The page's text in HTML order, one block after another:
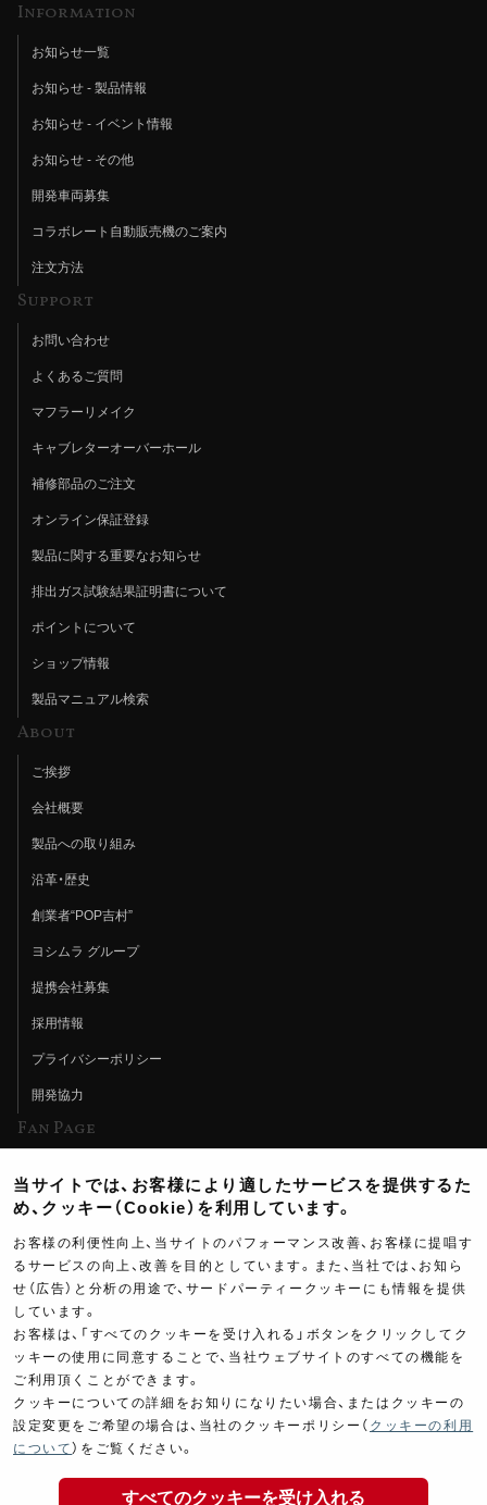
Information
お知らせ一覧
お知らせ - 製品情報
お知らせ - イベント情報
お知らせ - その他
開発車両募集
コラボレート自動販売機のご案内
注文方法
Support
お問い合わせ
よくあるご質問
マフラーリメイク
キャブレターオーバーホール
補修部品のご注文
オンライン保証登録
製品に関する重要なお知らせ
排出ガス試験結果証明書について
ポイントについて
ショップ情報
製品マニュアル検索
About
ご挨拶
会社概要
製品への取り組み
沿革・歴史
創業者“POP吉村”
ヨシムラ グループ
提携会社募集
採用情報
プライバシーポリシー
開発協力
Fan Page
ヨシムラTV
イベント情報
イベントスケジュール
ツーリングブレイクタイム
製品ポスター
当サイトでは、お客様により適したサービスを提供するた
め、クッキー（Cookie）を利用しています。
お客様の利便性向上、当サイトのパフォーマンス改善、お客様に提唱す
るサービスの向上、改善を目的としています。また、当社では、お知ら
せ（広告）と分析の用途で、サードパーティークッキーにも情報を提供
しています。
お客様は、「すべてのクッキーを受け入れる」ボタンをクリックしてク
ッキーの使用に同意することで、当社ウェブサイトのすべての機能を
ご利用頂くことができます。
クッキーについての詳細をお知りになりたい場合、またはクッキーの
設定変更をご希望の場合は、当社のクッキーポリシー（ クッキーの利用
について ）をご覧ください。
すべてのクッキーを受け入れる